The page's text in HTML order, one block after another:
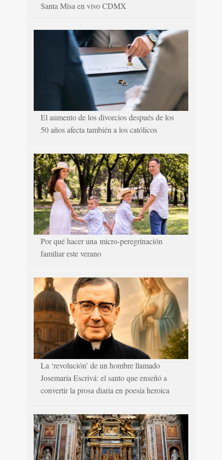
Santa Misa en vivo CDMX
El aumento de los divorcios después de los
50 años afecta también a los católicos
Por qué hacer una micro-peregrinación
familiar este verano
La ‘revolución’ de un hombre llamado
Josemaría Escrivá: el santo que enseñó a
convertir la prosa diaria en poesía heroica